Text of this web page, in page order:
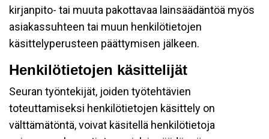
kirjanpito- tai muuta pakottavaa lainsäädäntöä myös
asiakassuhteen tai muun henkilötietojen
käsittelyperusteen päättymisen jälkeen.
Henkilötietojen käsittelijät
Seuran työntekijät, joiden työtehtävien
toteuttamiseksi henkilötietojen käsittely on
välttämätöntä, voivat käsitellä henkilötietoja